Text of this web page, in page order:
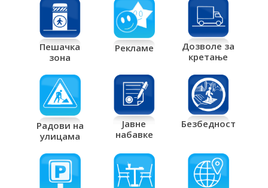
Пешачка
зона
Рекламе
Дозволе за
кретање
Радови на
улицама
Јавне
набавке
Безбедност